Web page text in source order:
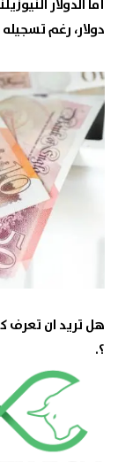
دولار، رغم
هل تريد ان تعرف
؟.